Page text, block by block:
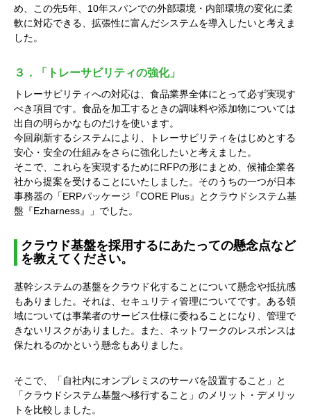
め、この先5年、10年スパンでの外部環境・内部環境の変化に柔
軟に対応できる、拡張性に富んだシステムを導入したいと考えま
した。
３．「トレーサビリティの強化」
トレーサビリティへの対応は、食品業界全体にとって必ず実現す
べき項目です。食品を加工するときの調味料や添加物については
出自の明らかなものだけを使います。
今回刷新するシステムにより、トレーサビリティをはじめとする
安心・安全の仕組みをさらに強化したいと考えました。
そこで、これらを実現するためにRFPの形にまとめ、候補企業各
社から提案を受けることにいたしました。そのうちの一つが日本
事務器の「ERPパッケージ『CORE Plus』とクラウドシステム基
盤『Ezharness』」でした。
クラウド基盤を採用するにあたっての懸念点など
を教えてください。
基幹システムの基盤をクラウド化することについて懸念や抵抗感
もありました。それは、セキュリティ管理についてです。ある領
域については事業者のサービス仕様に委ねることになり、管理で
きないリスクがありました。また、ネットワークのレスポンスは
保たれるのかという懸念もありました。
そこで、「自社内にオンプレミスのサーバを設置すること」と
「クラウドシステム基盤へ移行すること」のメリット・デメリッ
トを比較しました。